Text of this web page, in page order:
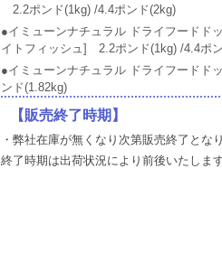
2.2ポンド(1kg) /4.4ポンド(2kg)
●イミューンナチュラル ドライフードド
イトフィッシュ] 2.2ポンド(1kg) /4.4ポ
●イミューンナチュラル ドライフード
ンド(1.82kg)
【販売終了時期】
・弊社在庫が無くなり次第販売終了とな
終了時期は出荷状況により前後いたしま